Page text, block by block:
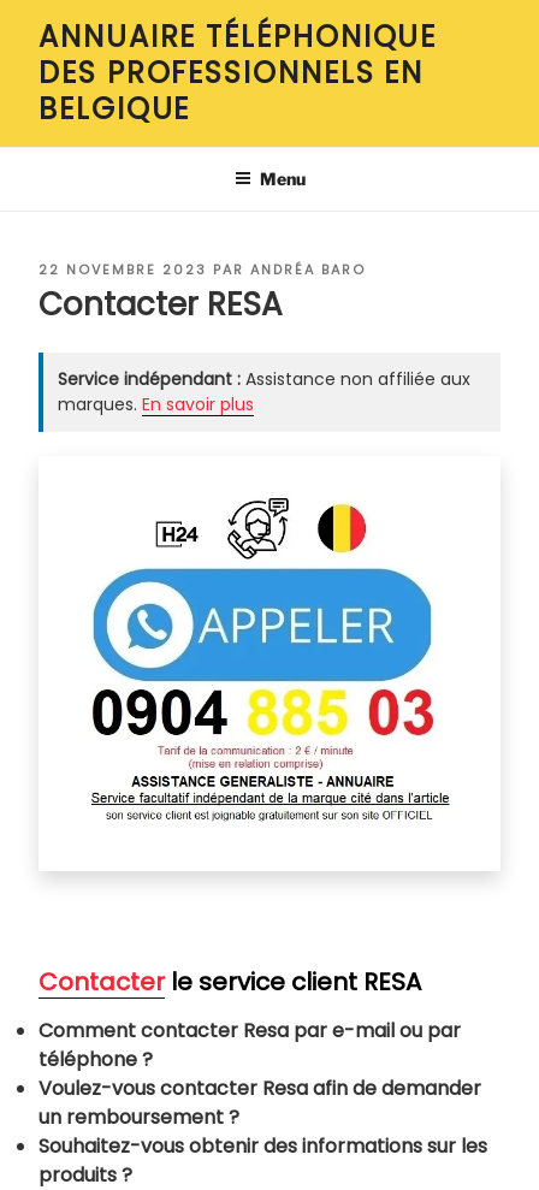
contenu
principal
ANNUAIRE TÉLÉPHONIQUE
DES PROFESSIONNELS EN
BELGIQUE
Menu
PUBLIÉ
LE
22 NOVEMBRE 2023 PAR ANDRÉA BARO
Contacter RESA
Service indépendant : Assistance non affiliée aux
marques. En savoir plus
Contacterle service client RESA
Comment contacter Resa par e-mail ou par
téléphone ?
Voulez-vous contacter Resa afin de demander
un remboursement ?
Souhaitez-vous obtenir des informations sur les
produits ?